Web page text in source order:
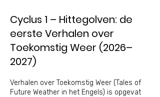
Cyclus 1 – Hittegolven: de
eerste Verhalen over
Toekomstig Weer (2026–
2027)
Verhalen over Toekomstig Weer (Tales of
Future Weather in het Engels) is opgevat